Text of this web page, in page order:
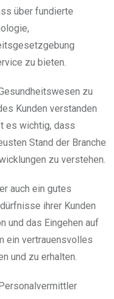
über fundierte
zu bieten.
zu
Kunden verstanden
es wichtig, dass
Stand der Branche
zu verstehen.
auch ein gutes
ihrer Kunden
und das Eingehen auf
ein vertrauensvolles
und zu erhalten.